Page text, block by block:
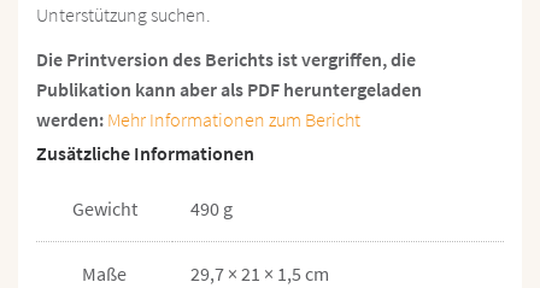
Unterstützung suchen.
Die Printversion des Berichts ist vergriffen, die
Publikation kann aber als PDF heruntergeladen
werden: Mehr Informationen zum Bericht
Zusätzliche Informationen
Gewicht 490 g
Maße 29,7 × 21 × 1,5 cm